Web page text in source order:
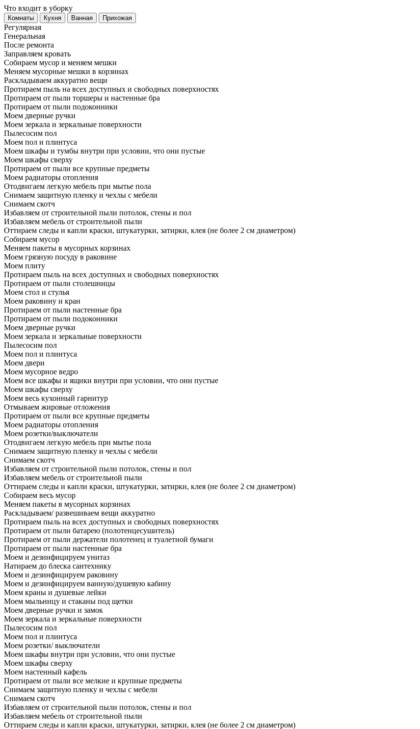
Что входит в уборку
Регу­лярная
Гене­ральная
После ремонта
Заправляем кровать
Собираем мусор и меняем мешки
Меняем мусорные мешки в корзинах
Раскладываем аккуратно вещи
Протираем пыль на всех доступных и свободных поверхностях
Протираем от пыли торшеры и настенные бра
Протираем от пыли подоконники
Моем дверные ручки
Моем зеркала и зеркальные поверхности
Пылесосим пол
Моем пол и плинтуса
Моем шкафы и тумбы внутри при условии, что они пустые
Моем шкафы сверху
Протираем от пыли все крупные предметы
Моем радиаторы отопления
Отодвигаем легкую мебель при мытье пола
Снимаем защитную пленку и чехлы с мебели
Снимаем скотч
Избавляем от строительной пыли потолок, стены и пол
Избавляем мебель от строительной пыли
Оттираем следы и капли краски, штукатурки, затирки, клея (не более 2 см диаметром)
Собираем мусор
Меняем пакеты в мусорных корзинах
Моем грязную посуду в раковине
Моем плиту
Протираем пыль на всех доступных и свободных поверхностях
Протираем от пыли столешницы
Моем стол и стулья
Моем раковину и кран
Протираем от пыли настенные бра
Протираем от пыли подоконники
Моем дверные ручки
Моем зеркала и зеркальные поверхности
Пылесосим пол
Моем пол и плинтуса
Моем двери
Моем мусорное ведро
Моем все шкафы и ящики внутри при условии, что они пустые
Моем шкафы сверху
Моем весь кухонный гарнитур
Отмываем жировые отложения
Протираем от пыли все крупные предметы
Моем радиаторы отопления
Моем розетки/выключатели
Отодвигаем легкую мебель при мытье пола
Снимаем защитную пленку и чехлы с мебели
Снимаем скотч
Избавляем от строительной пыли потолок, стены и пол
Избавляем мебель от строительной пыли
Оттираем следы и капли краски, штукатурки, затирки, клея (не более 2 см диаметром)
Собираем весь мусор
Меняем пакеты в мусорных корзинах
Раскладываем/ развешиваем вещи аккуратно
Протираем пыль на всех доступных и свободных поверхностях
Протираем от пыли батарею (полотенцесушитель)
Протираем от пыли держатели полотенец и туалетной бумаги
Протираем от пыли настенные бра
Моем и дезинфицируем унитаз
Натираем до блеска сантехнику
Моем и дезинфицируем раковину
Моем и дезинфицируем ванную/душевую кабину
Моем краны и душевые лейки
Моем мыльницу и стаканы под щетки
Моем дверные ручки и замок
Моем зеркала и зеркальные поверхности
Пылесосим пол
Моем пол и плинтуса
Моем розетки/ выключатели
Моем шкафы внутри при условии, что они пустые
Моем шкафы сверху
Моем настенный кафель
Протираем от пыли все мелкие и крупные предметы
Снимаем защитную пленку и чехлы с мебели
Снимаем скотч
Избавляем от строительной пыли потолок, стены и пол
Избавляем мебель от строительной пыли
Оттираем следы и капли краски, штукатурки, затирки, клея (не более 2 см диаметром)